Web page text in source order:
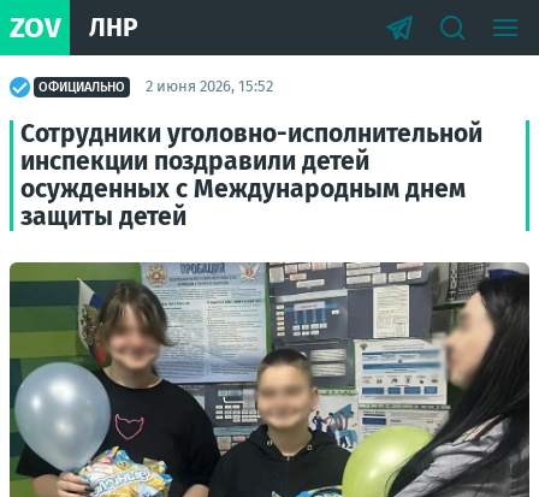
ZOV ЛНР
ОФИЦИАЛЬНО 2 июня 2026, 15:52
Сотрудники уголовно-исполнительной
инспекции поздравили детей
осужденных с Международным днем
защиты детей